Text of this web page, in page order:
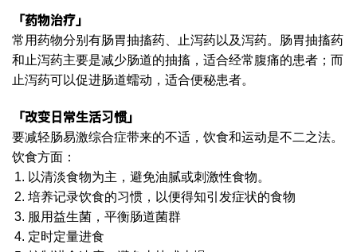
「药物治疗」
常用药物分别有肠胃抽搐药、止泻药以及泻药。肠胃抽搐药
和止泻药主要是减少肠道的抽搐，适合经常腹痛的患者；而
止泻药可以促进肠道蠕动，适合便秘患者。
「改变日常生活习惯」
要减轻肠易激综合症带来的不适，饮食和运动是不二之法。
饮食方面：
以清淡食物为主，避免油腻或刺激性食物。
培养记录饮食的习惯，以便得知引发症状的食物
服用益生菌，平衡肠道菌群
定时定量进食